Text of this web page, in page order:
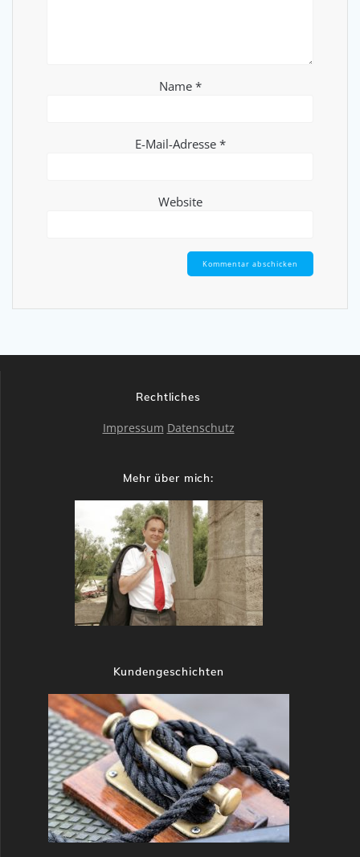
Name *
E-Mail-Adresse *
Website
Rechtliches
Impressum Datenschutz
Mehr über mich:
Kundengeschichten